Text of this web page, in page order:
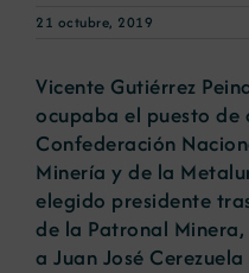
21 octubre, 2019
Vicente Gutiérrez
ocupaba el puesto
Confederación
Minería y de la
elegido presidente
de la Patronal
a Juan José